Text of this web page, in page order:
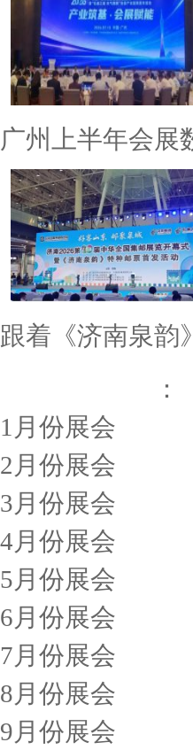
广州上半年会展
跟着《济南泉韵
：
1月份展会
2月份展会
3月份展会
4月份展会
5月份展会
6月份展会
7月份展会
8月份展会
9月份展会